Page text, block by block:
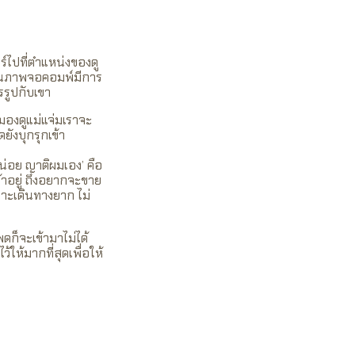
ปที่ตำแหน่งของดู
ภาพจอคอมพ์มีการ
ปกับเขา
งดูแม่แจ่มเราจะ
งบุกรุกเข้า
ย ญาติผมเอง’ คือ
อยู่ ถึงอยากจะขาย
เดินทางยาก ไม่
ก็จะเข้ามาไม่ได้
ว้ให้มากที่สุดเพื่อให้